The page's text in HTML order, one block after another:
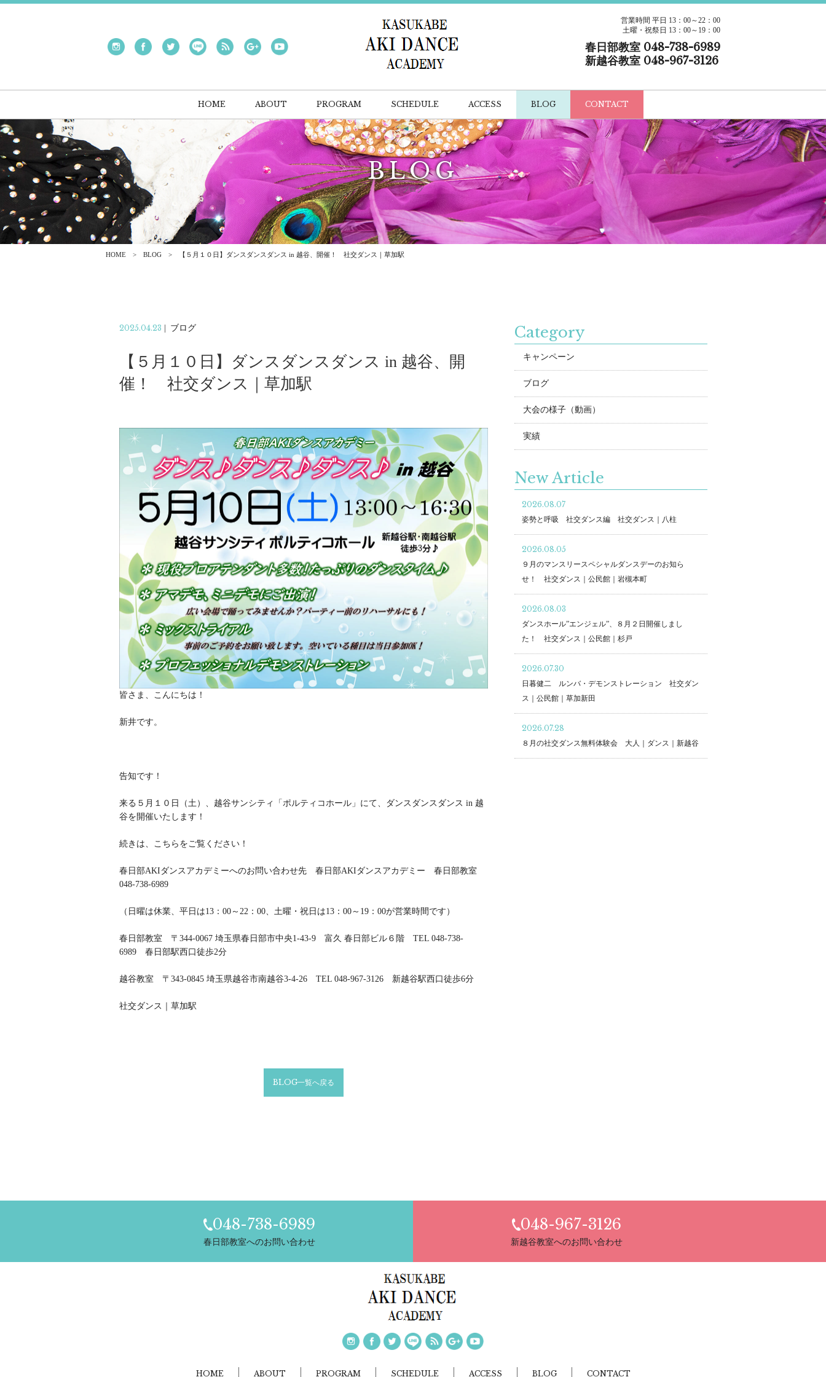
営業時間 平日 13：00～22：00
土曜・祝祭日 13：00～19：00
春日部教室 048-738-6989
新越谷教室 048-967-3126
HOME ABOUT PROGRAM SCHEDULE ACCESS BLOG CONTACT
BLOG
ブログ
HOME BLOG 【５月１０日】ダンスダンスダンス in 越谷、開催！ 社交ダンス｜草加駅
2025.04.23 | ブログ
【５月１０日】ダンスダンスダンス in 越谷、開
催！ 社交ダンス｜草加駅
皆さま、こんにちは！
新井です。
告知です！
来る５月１０日（土）、越谷サンシティ「ポルティコホール」にて、ダンスダンスダンス in 越
谷を開催いたします！
続きは、こちらをご覧ください！
春日部AKIダンスアカデミーへのお問い合わせ先 春日部AKIダンスアカデミー 春日部教室
048-738-6989
（日曜は休業、平日は13：00～22：00、土曜・祝日は13：00～19：00が営業時間です）
春日部教室 〒344-0067 埼玉県春日部市中央1-43-9 富久 春日部ビル６階 TEL 048-738-
6989 春日部駅西口徒歩2分
越谷教室 〒343-0845 埼玉県越谷市南越谷3-4-26 TEL 048-967-3126 新越谷駅西口徒歩6分
社交ダンス｜草加駅
BLOG一覧へ戻る
Category
キャンペーン
ブログ
大会の様子（動画）
実績
New Article
2026.08.07
姿勢と呼吸 社交ダンス編 社交ダンス｜八柱
2026.08.05
９月のマンスリースペシャルダンスデーのお知ら
せ！ 社交ダンス｜公民館｜岩槻本町
2026.08.03
ダンスホール”エンジェル”、８月２日開催しまし
た！ 社交ダンス｜公民館｜杉戸
2026.07.30
日暮健二 ルンバ・デモンストレーション 社交ダン
ス｜公民館｜草加新田
2026.07.28
８月の社交ダンス無料体験会 大人｜ダンス｜新越谷
048-738-6989
春日部教室へのお問い合わせ
048-967-3126
新越谷教室へのお問い合わせ
HOME ABOUT PROGRAM SCHEDULE ACCESS BLOG CONTACT